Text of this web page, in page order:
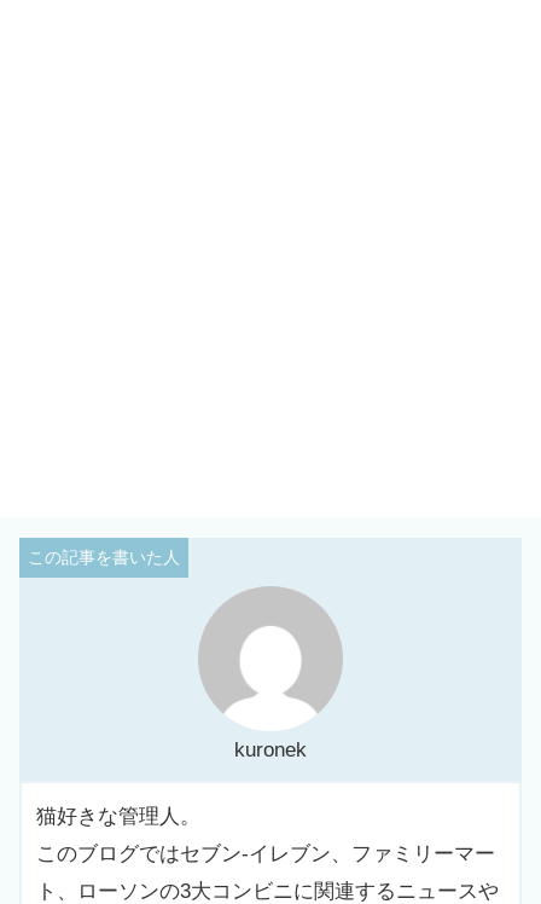
kuronek
猫好きな管理人。
このブログではセブン-イレブン、ファミリーマー
ト、ローソンの3大コンビニに関連するニュースや